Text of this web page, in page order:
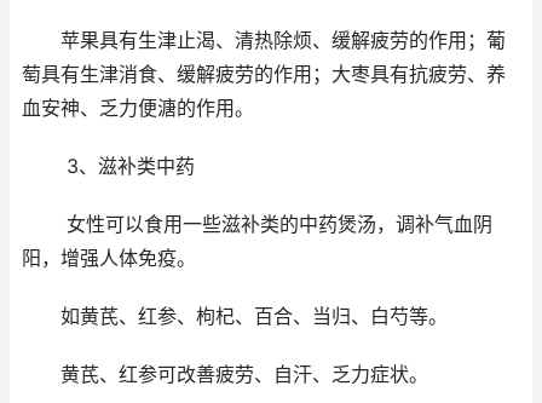
苹果具有生津止渴、清热除烦、缓解疲劳的作用；葡
萄具有生津消食、缓解疲劳的作用；大枣具有抗疲劳、养
血安神、乏力便溏的作用。
3、滋补类中药
女性可以食用一些滋补类的中药煲汤，调补气血阴
阳，增强人体免疫。
如黄芪、红参、枸杞、百合、当归、白芍等。
黄芪、红参可改善疲劳、自汗、乏力症状。